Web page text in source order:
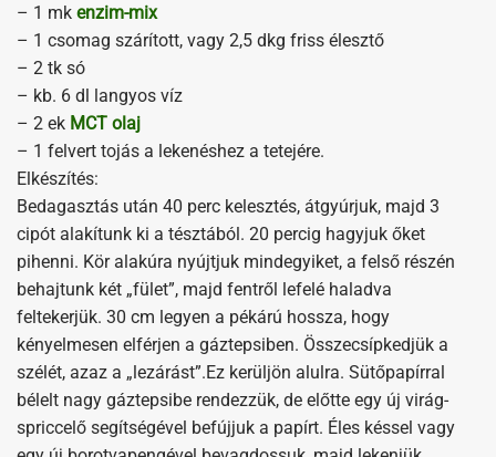
– 1 mk enzim-mix
– 1 csomag szárított, vagy 2,5 dkg friss élesztő
– 2 tk só
– kb. 6 dl langyos víz
– 2 ek MCT olaj
– 1 felvert tojás a lekenéshez a tetejére.
Elkészítés:
Bedagasztás után 40 perc kelesztés, átgyúrjuk, majd 3
cipót alakítunk ki a tésztából. 20 percig hagyjuk őket
pihenni. Kör alakúra nyújtjuk mindegyiket, a felső részén
behajtunk két „fület”, majd fentről lefelé haladva
feltekerjük. 30 cm legyen a pékárú hossza, hogy
kényelmesen elférjen a gáztepsiben. Összecsípkedjük a
szélét, azaz a „lezárást”.Ez kerüljön alulra. Sütőpapírral
bélelt nagy gáztepsibe rendezzük, de előtte egy új virág-
spriccelő segítségével befújjuk a papírt. Éles késsel vagy